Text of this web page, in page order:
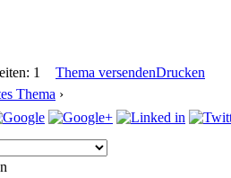
1 Thema versendenDrucken
Thema ›